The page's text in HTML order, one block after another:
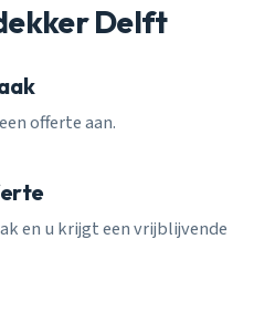
Delft
offerte aan.
en u krijgt een vrijblijvende